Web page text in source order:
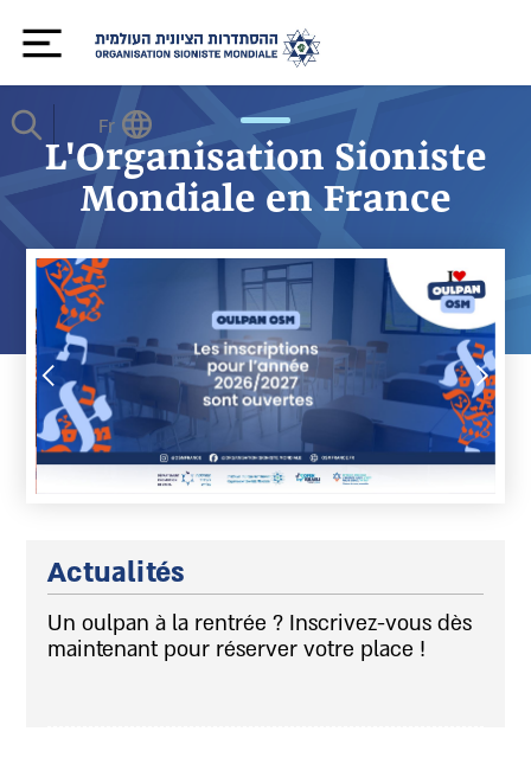
Fr
L'Organisation Sioniste
Mondiale en France
Un oulpan à la rentrée ? Inscrivez-vous dès
maintenant pour réserver votre place !
Actualités